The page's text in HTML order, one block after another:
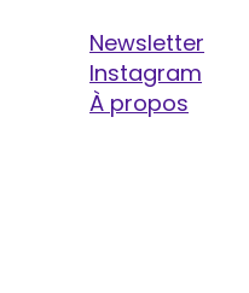
Newsletter
Instagram
À propos